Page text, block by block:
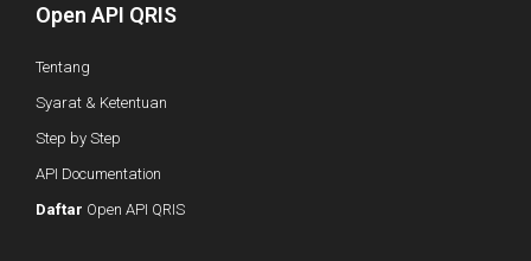
Open API QRIS
Tentang
Syarat & Ketentuan
Step by Step
API Documentation
Daftar Open API QRIS